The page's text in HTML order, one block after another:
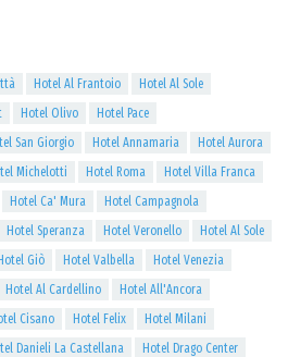
Hotel Al Frantoio
Hotel Al Sole
Hotel Olivo
Hotel Pace
San Giorgio Hotel Annamaria
Hotel Aurora
Michelotti Hotel Roma
Hotel Villa Franca
Hotel Ca' Mura
Hotel Campagnola
Hotel Speranza Hotel Veronello
Hotel Al Sole
Hotel Giò Hotel Valbella
Hotel Venezia
Hotel Al Cardellino
Hotel All'Ancora
Cisano Hotel Felix
Hotel Milani
Danieli La Castellana
Hotel Drago Center